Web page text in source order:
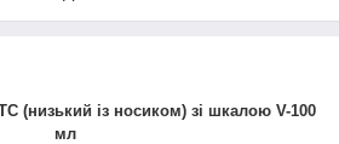
(низький із носиком) зі шкалою V-100
мл